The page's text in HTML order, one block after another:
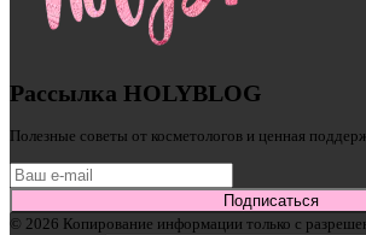
Рассылка HOLYBLOG
Полезные советы от косметологов и ценная
Подписаться
© 2026 Копирование информации только с